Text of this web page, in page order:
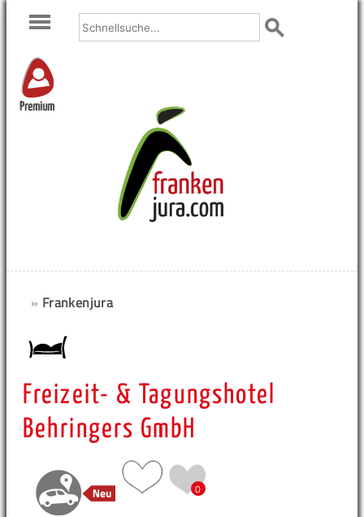
Premium
» Frankenjura
Freizeit- & Tagungshotel
Behringers GmbH
0